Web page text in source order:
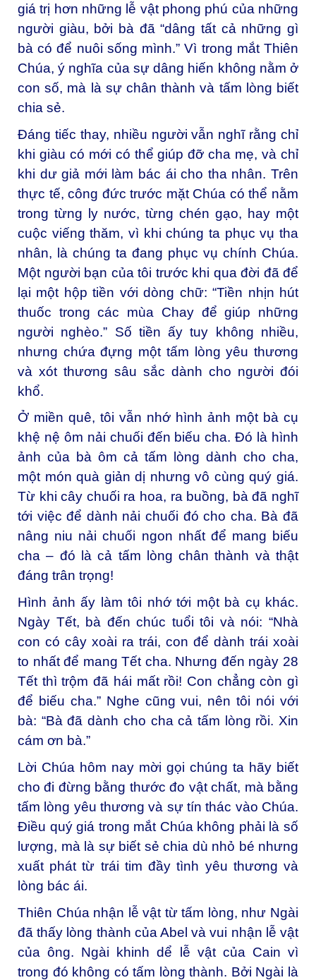
giá trị hơn những lễ vật phong phú của những
người giàu, bởi bà đã “dâng tất cả những gì
bà có để nuôi sống mình.” Vì trong mắt Thiên
Chúa, ý nghĩa của sự dâng hiến không nằm ở
con số, mà là sự chân thành và tấm lòng biết
chia sẻ.
Đáng tiếc thay, nhiều người vẫn nghĩ rằng chỉ
khi giàu có mới có thể giúp đỡ cha mẹ, và chỉ
khi dư giả mới làm bác ái cho tha nhân. Trên
thực tế, công đức trước mặt Chúa có thể nằm
trong từng ly nước, từng chén gạo, hay một
cuộc viếng thăm, vì khi chúng ta phục vụ tha
nhân, là chúng ta đang phục vụ chính Chúa.
Một người bạn của tôi trước khi qua đời đã để
lại một hộp tiền với dòng chữ: “Tiền nhịn hút
thuốc trong các mùa Chay để giúp những
người nghèo.” Số tiền ấy tuy không nhiều,
nhưng chứa đựng một tấm lòng yêu thương
và xót thương sâu sắc dành cho người đói
khổ.
Ở miền quê, tôi vẫn nhớ hình ảnh một bà cụ
khệ nệ ôm nải chuối đến biếu cha. Đó là hình
ảnh của bà ôm cả tấm lòng dành cho cha,
một món quà giản dị nhưng vô cùng quý giá.
Từ khi cây chuối ra hoa, ra buồng, bà đã nghĩ
tới việc để dành nải chuối đó cho cha. Bà đã
nâng niu nải chuối ngon nhất để mang biếu
cha – đó là cả tấm lòng chân thành và thật
đáng trân trọng!
Hình ảnh ấy làm tôi nhớ tới một bà cụ khác.
Ngày Tết, bà đến chúc tuổi tôi và nói: “Nhà
con có cây xoài ra trái, con để dành trái xoài
to nhất để mang Tết cha. Nhưng đến ngày 28
Tết thì trộm đã hái mất rồi! Con chẳng còn gì
để biếu cha.” Nghe cũng vui, nên tôi nói với
bà: “Bà đã dành cho cha cả tấm lòng rồi. Xin
cám ơn bà.”
Lời Chúa hôm nay mời gọi chúng ta hãy biết
cho đi đừng bằng thước đo vật chất, mà bằng
tấm lòng yêu thương và sự tín thác vào Chúa.
Điều quý giá trong mắt Chúa không phải là số
lượng, mà là sự biết sẻ chia dù nhỏ bé nhưng
xuất phát từ trái tim đầy tình yêu thương và
lòng bác ái.
Thiên Chúa nhận lễ vật từ tấm lòng, như Ngài
đã thấy lòng thành của Abel và vui nhận lễ vật
của ông. Ngài khinh dể lễ vật của Cain vì
trong đó không có tấm lòng thành. Bởi Ngài là